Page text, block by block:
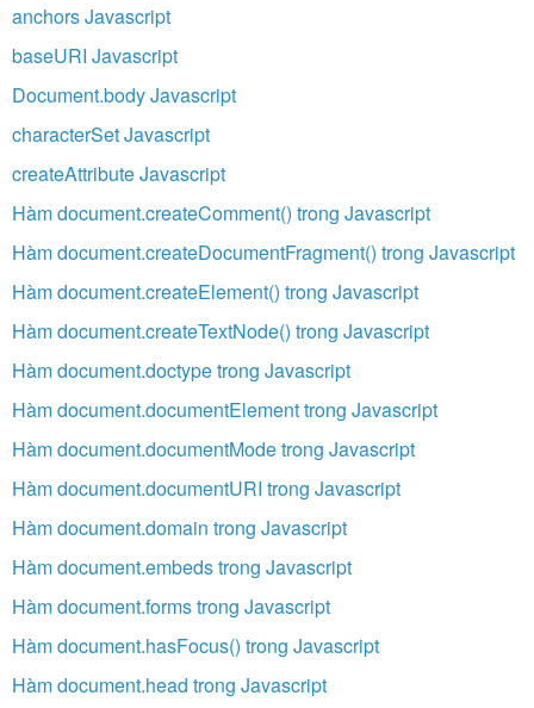
anchors Javascript
baseURI Javascript
Document.body Javascript
characterSet Javascript
createAttribute Javascript
Hàm document.createComment() trong Javascript
Hàm document.createDocumentFragment() trong Javascript
Hàm document.createElement() trong Javascript
Hàm document.createTextNode() trong Javascript
Hàm document.doctype trong Javascript
Hàm document.documentElement trong Javascript
Hàm document.documentMode trong Javascript
Hàm document.documentURI trong Javascript
Hàm document.domain trong Javascript
Hàm document.embeds trong Javascript
Hàm document.forms trong Javascript
Hàm document.hasFocus() trong Javascript
Hàm document.head trong Javascript